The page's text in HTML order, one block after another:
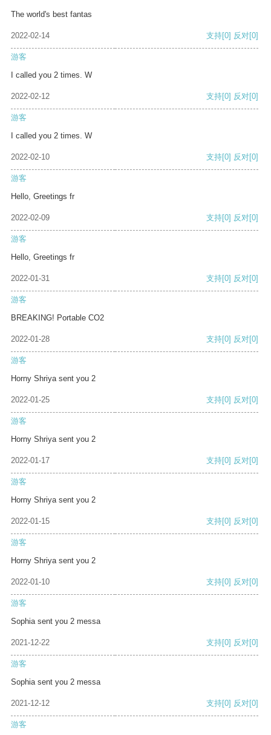
The world's best fantas
2022-02-14 支持[0] 反对[0]
游客
I called you 2 times. W
2022-02-12 支持[0] 反对[0]
游客
I called you 2 times. W
2022-02-10 支持[0] 反对[0]
游客
Hello, Greetings fr
2022-02-09 支持[0] 反对[0]
游客
Hello, Greetings fr
2022-01-31 支持[0] 反对[0]
游客
BREAKING! Portable CO2
2022-01-28 支持[0] 反对[0]
游客
Horny Shriya sent you 2
2022-01-25 支持[0] 反对[0]
游客
Horny Shriya sent you 2
2022-01-17 支持[0] 反对[0]
游客
Horny Shriya sent you 2
2022-01-15 支持[0] 反对[0]
游客
Horny Shriya sent you 2
2022-01-10 支持[0] 反对[0]
游客
Sophia sent you 2 messa
2021-12-22 支持[0] 反对[0]
游客
Sophia sent you 2 messa
2021-12-12 支持[0] 反对[0]
游客